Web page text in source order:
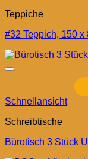
Teppiche
#32 Teppich, 150 x
Schnellansicht
Schreibtische
Bürotisch 3 Stück